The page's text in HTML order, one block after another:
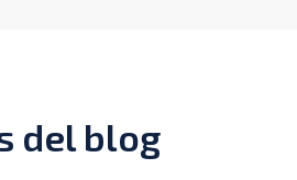
del blog